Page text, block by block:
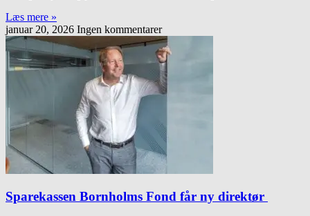
Læs mere »
januar 20, 2026 Ingen kommentarer
Sparekassen Bornholms Fond får ny direktør